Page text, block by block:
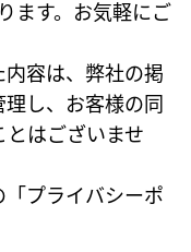
ます。お気軽にご
容は、弊社の掲
し、お客様の同
はございませ
プライバシーポ